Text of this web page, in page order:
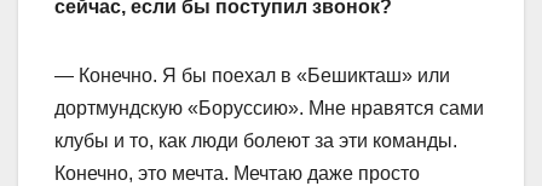
сейчас, если бы поступил звонок?
— Конечно. Я бы поехал в «Бешикташ» или
дортмундскую «Боруссию». Мне нравятся сами
клубы и то, как люди болеют за эти команды.
Конечно, это мечта. Мечтаю даже просто